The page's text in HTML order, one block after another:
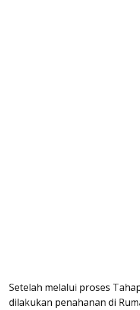
Setelah melalui proses
dilakukan penahanan di